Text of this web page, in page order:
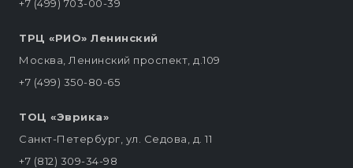
+7 (499) 703-00-39
ТРЦ «РИО» Ленинский
Москва, Ленинский проспект, д.109
+7 (499) 350-80-65
ТОЦ «Эврика»
Санкт-Петербург, ул. Седова, д. 11
+7 (812) 309-34-98